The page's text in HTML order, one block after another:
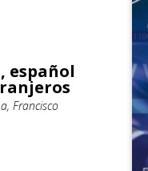
español
Francisco